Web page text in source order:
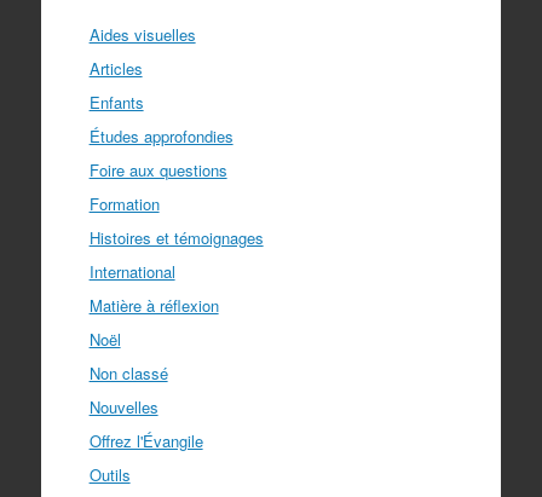
Aides visuelles
Articles
Enfants
Études approfondies
Foire aux questions
Formation
Histoires et témoignages
International
Matière à réflexion
Noël
Non classé
Nouvelles
Offrez l'Évangile
Outils